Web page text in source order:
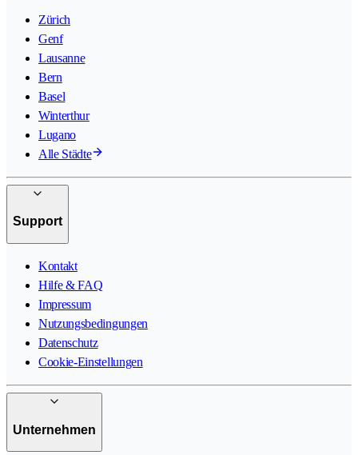
Zürich
Genf
Lausanne
Bern
Basel
Winterthur
Lugano
Alle Städte
Support
Kontakt
Hilfe & FAQ
Impressum
Nutzungsbedingungen
Datenschutz
Cookie-Einstellungen
Unternehmen